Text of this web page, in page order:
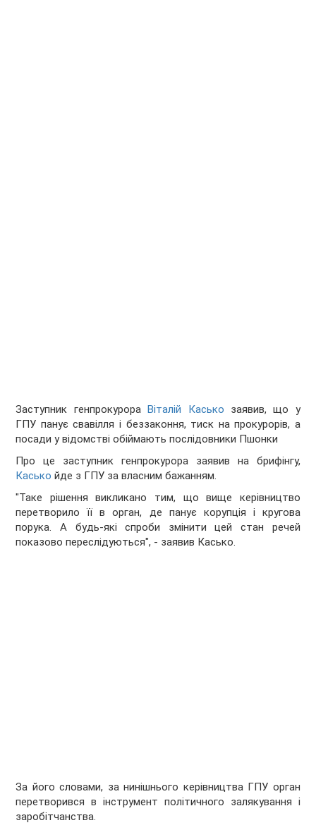
Заступник генпрокурораВіталій Касько заявив, що у
ГПУ панує свавілля і беззаконня, тиск на прокурорів, а
посади у відомстві обіймають послідовники Пшонки
Про це заступник генпрокурора заявив на брифінгу,
Касько йде з ГПУ за власним бажанням.
"Таке рішення викликано тим, що вище керівництво
перетворило її в орган, де панує корупція і кругова
порука. А будь-які спроби змінити цей стан речей
показово переслідуються", - заявив Касько.
За його словами, за нинішнього керівництва ГПУ орган
перетворився в інструмент політичного залякування і
заробітчанства.